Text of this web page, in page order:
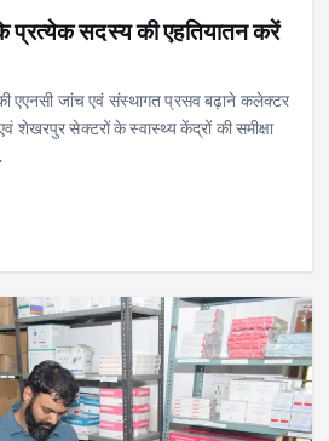
के प्रत्येक सदस्य की एहतियातन करें
एएनसी जांच एवं संस्थागत प्रसव बढ़ाने कलेक्टर
शेखरपुर सेक्टरों के स्वास्थ्य केंद्रों की समीक्षा